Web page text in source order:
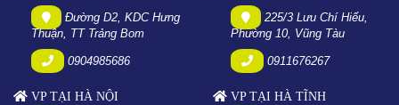
Đường D2, KDC Hưng
Thuận, TT Trảng Bom
0904985686
225/3 Lưu Chí Hiếu,
Phường 10, Vũng Tàu
0911676267
VP TẠI HÀ NỘI
VP TẠI HÀ TĨNH